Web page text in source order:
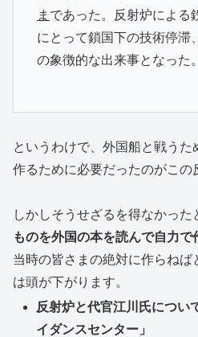
ま であった。反射炉による
にとって鎖国下の技術停滞
の象徴的な出来事となった。
というわけで、外国船と戦う
作るために必要だったのがこの
しかしそうせざるを得なかった
ものを外国の本を読んで自力で
当時の皆さまの絶対に作らねば
は頭が下がります。
反射炉と代官江川氏につい
イダンスセンター」